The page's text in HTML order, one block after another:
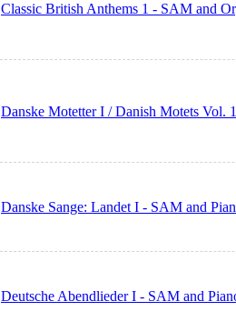
Classic British Anthems 1 - SAM and
Danske Motetter I / Danish Motets Vol.
Danske Sange: Landet I - SAM and
Deutsche Abendlieder I - SAM and